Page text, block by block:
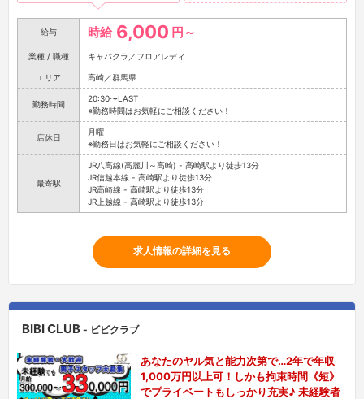
給与 時給 6,000 円～
業種 / 職種 キャバクラ／フロアレディ
エリア 高崎／群馬県
勤務時間
20:30〜LAST
※勤務時間はお気軽にご相談ください！
店休日
月曜
※勤務日はお気軽にご相談ください！
最寄駅
JR八高線(高麗川～高崎) - 高崎駅より徒歩13分
JR信越本線 - 高崎駅より徒歩13分
JR高崎線 - 高崎駅より徒歩13分
JR上越線 - 高崎駅より徒歩13分
求人情報の詳細を見る
BIBI CLUB - ビビクラブ
あなたのヤル気と能力次第で…2年で年収
1,000万円以上可！しかも拘束時間《短》
でプライベートもしっかり充実♪ 未経験者